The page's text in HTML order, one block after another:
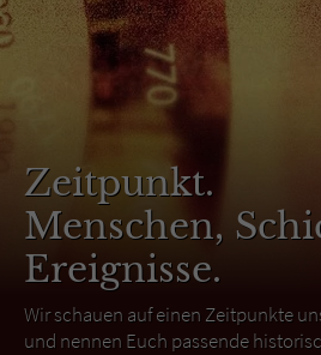
Zeitpunkt.
Menschen,
Ereignisse.
Wir schauen auf einen Zeitpunkte
und nennen Euch passende